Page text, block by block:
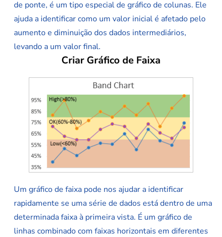
de ponte, é um tipo especial de gráfico de colunas. Ele
ajuda a identificar como um valor inicial é afetado pelo
aumento e diminuição dos dados intermediários,
levando a um valor final.
Criar Gráfico de Faixa
Um gráfico de faixa pode nos ajudar a identificar
rapidamente se uma série de dados está dentro de uma
determinada faixa à primeira vista. É um gráfico de
linhas combinado com faixas horizontais em diferentes